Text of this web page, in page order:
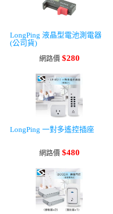
LongPing 液晶型電池測電器
(公司貨)
網路價 $280
LongPing 一對多遙控插座
網路價 $480